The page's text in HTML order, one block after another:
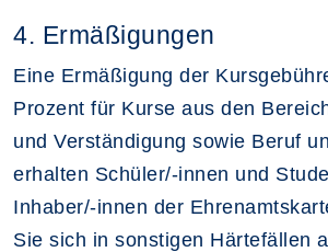
4. Ermäßigungen
Eine Ermäßigung der
Prozent für Kurse aus den
und Verständigung sowie Beruf
erhalten Schüler/-innen und
Inhaber/-innen der
Sie sich in sonstigen Härtefällen